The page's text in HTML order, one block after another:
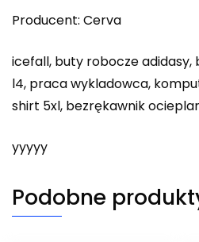
Producent: Cerva
icefall, buty robocze
l4, praca wykladowca,
shirt 5xl, bezrękawnik
yyyyy
Podobne